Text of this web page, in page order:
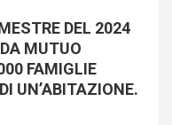
DEL 2024
MUTUO
FAMIGLIE
UN’ABITAZIONE.